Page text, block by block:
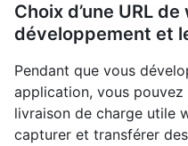
Choix d’une URL
développement et
Pendant que vous
application, vous
livraison de charge utile
capturer et transférer